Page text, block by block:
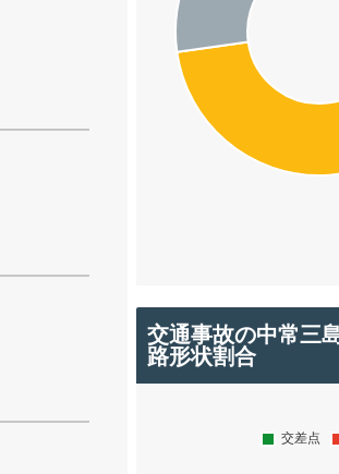
交通事故の中常三
路形状割合